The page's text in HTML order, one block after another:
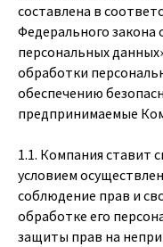
составлена в
Федерального закона
персональных
обработки
обеспечению
предпринимаемые
1.1. Компания ставит
условием
соблюдение прав и
обработке его
защиты прав на